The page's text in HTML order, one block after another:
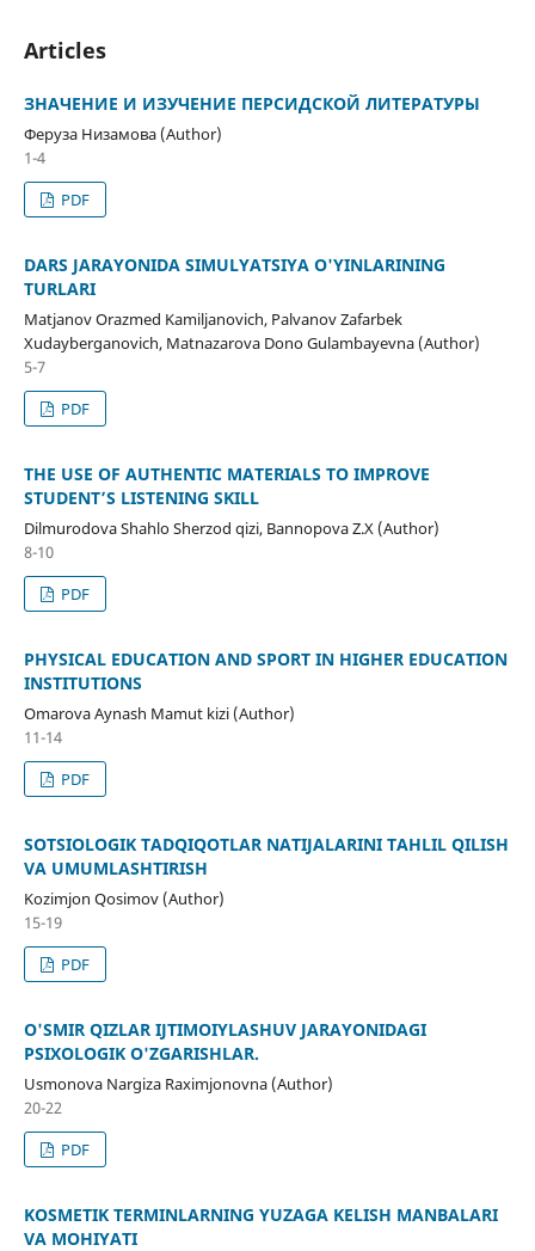
Articles
ЗНАЧЕНИЕ И ИЗУЧЕНИЕ ПЕРСИДСКОЙ ЛИТЕРАТУРЫ
Феруза Низамова (Author)
1-4
PDF
DARS JARAYONIDA SIMULYATSIYA O'YINLARINING
TURLARI
Matjanov Orazmed Kamiljanovich, Palvanov Zafarbek
Xudayberganovich, Matnazarova Dono Gulambayevna (Author)
5-7
PDF
THE USE OF AUTHENTIC MATERIALS TO IMPROVE
STUDENT’S LISTENING SKILL
Dilmurodova Shahlo Sherzod qizi, Bannopova Z.X (Author)
8-10
PDF
PHYSICAL EDUCATION AND SPORT IN HIGHER EDUCATION
INSTITUTIONS
Omarova Aynash Mamut kizi (Author)
11-14
PDF
SOTSIOLOGIK TADQIQOTLAR NATIJALARINI TAHLIL QILISH
VA UMUMLASHTIRISH
Kozimjon Qosimov (Author)
15-19
PDF
O'SMIR QIZLAR IJTIMOIYLASHUV JARAYONIDAGI
PSIXOLOGIK O'ZGARISHLAR.
Usmonova Nargiza Raximjonovna (Author)
20-22
PDF
KOSMETIK TERMINLARNING YUZAGA KELISH MANBALARI
VA MOHIYATI